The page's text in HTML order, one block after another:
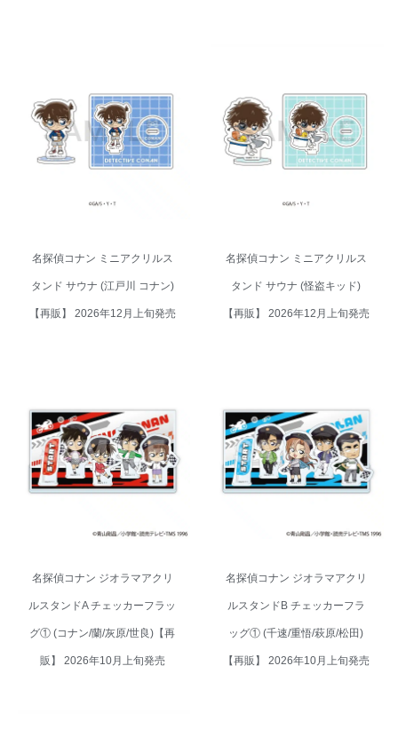
名探偵コナン ミニアクリルスタ
ンド サウナ (江戸川 コナン)【再
販】 2026年12月上旬発売
名探偵コナン ミニアクリルス
タンド サウナ (江戸川 コナン)
【再販】 2026年12月上旬発売
名探偵コナン ミニアクリルスタ
ンド サウナ (怪盗キッド)【再
販】 2026年12月上旬発売
名探偵コナン ミニアクリルス
タンド サウナ (怪盗キッド)
【再販】 2026年12月上旬発売
名探偵コナン ジオラマアクリル
スタンドA チェッカーフラッグ①
(コナン/蘭/灰原/世良)【再販】
2026年10月上旬発売
名探偵コナン ジオラマアクリ
ルスタンドA チェッカーフラッ
グ① (コナン/蘭/灰原/世良)【再
販】 2026年10月上旬発売
名探偵コナン ジオラマアクリル
スタンドB チェッカーフラッグ
① (千速/重悟/萩原/松田)【再販】
2026年10月上旬発売
名探偵コナン ジオラマアクリ
ルスタンドB チェッカーフラ
ッグ① (千速/重悟/萩原/松田)
【再販】 2026年10月上旬発売